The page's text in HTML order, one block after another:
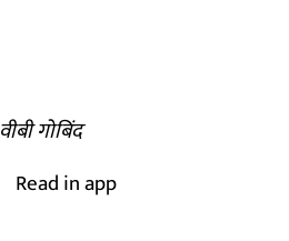
वीबी गोबिंद
Read in app